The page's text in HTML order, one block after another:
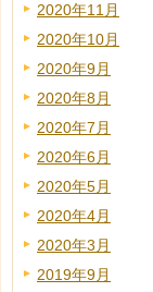
2020年11月
2020年10月
2020年9月
2020年8月
2020年7月
2020年6月
2020年5月
2020年4月
2020年3月
2019年9月